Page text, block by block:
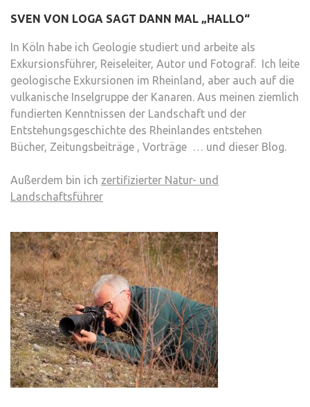
SVEN VON LOGA SAGT DANN MAL „HALLO“
In Köln habe ich Geologie studiert und arbeite als
Exkursionsführer, Reiseleiter, Autor und Fotograf. Ich leite
geologische Exkursionen im Rheinland, aber auch auf die
vulkanische Inselgruppe der Kanaren. Aus meinen ziemlich
fundierten Kenntnissen der Landschaft und der
Entstehungsgeschichte des Rheinlandes entstehen
Bücher, Zeitungsbeiträge , Vorträge … und dieser Blog.
Außerdem bin ich zertifizierter Natur- und
Landschaftsführer